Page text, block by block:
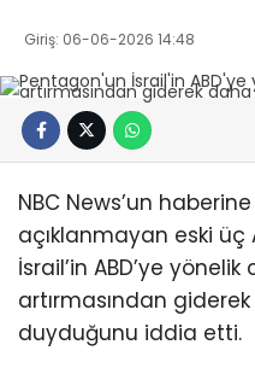
Giriş: 06-06-2026 14:48
NBC News’un
açıklanmayan eski üç
İsrail’in ABD’ye
artırmasından
duyduğunu iddia etti.